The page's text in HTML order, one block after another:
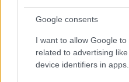
Google consents
I want to allow Google
related to advertising
device identifiers in apps.